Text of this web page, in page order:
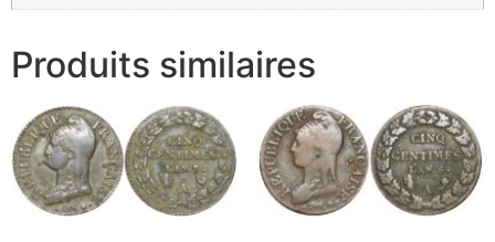
Produits similaires